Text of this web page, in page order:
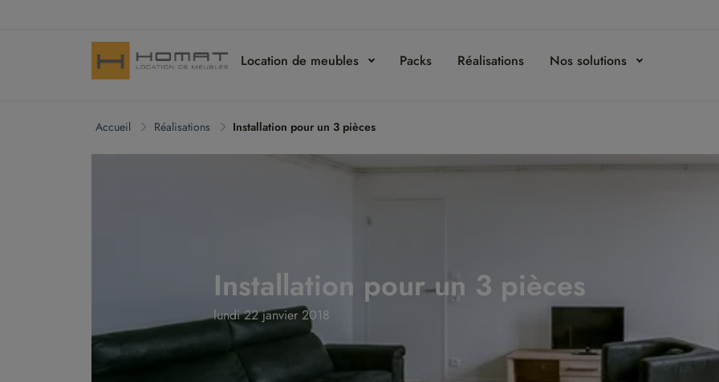
Location de meubles Packs Réalisations Nos solutions
Accueil Réalisations Installation pour un 3 pièces
Installation pour un 3 pièces
lundi 22 janvier 2018